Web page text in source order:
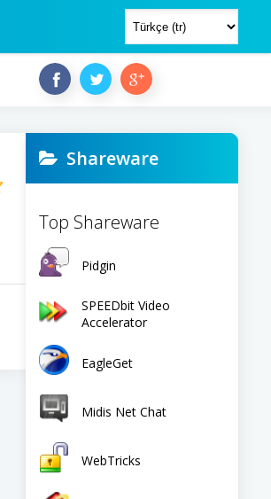
Shareware
Top Shareware
Pidgin
SPEEDbit Video
Accelerator
EagleGet
Midis Net Chat
WebTricks